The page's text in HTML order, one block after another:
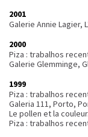
2001
Galerie Annie Lagier,
2000
Piza : trabalhos
Galerie Glemminge,
1999
Piza : trabalhos
Galeria 111, Porto,
Le pollen et la
Piza : trabalhos